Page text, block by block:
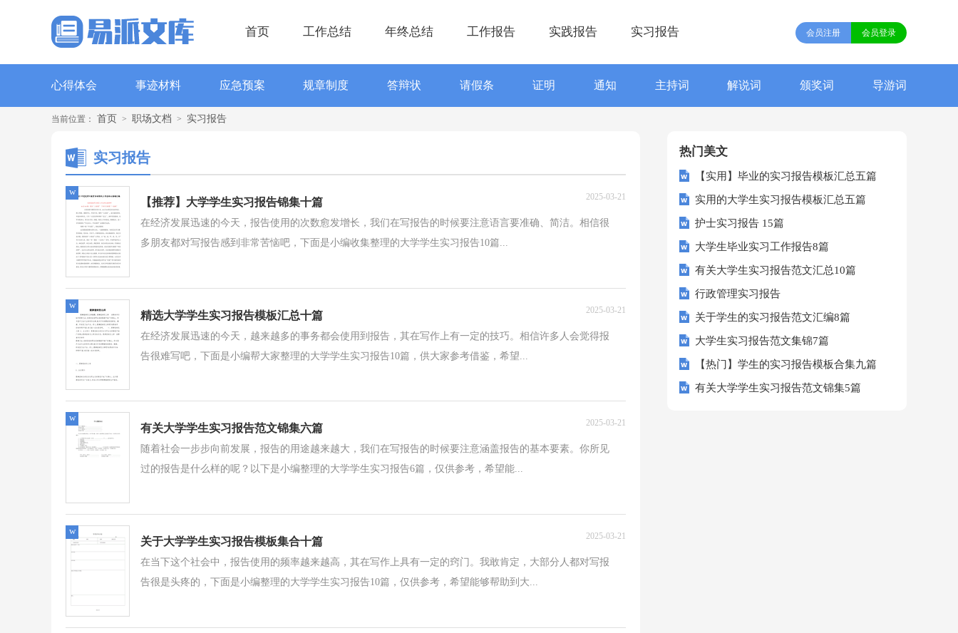
首页 工作总结 年终总结 工作报告 实践报告 实习报告 会员登录
会员注册
心得体会 事迹材料 应急预案 规章制度 答辩状 请假条 证明 通知 主持词 解说词 颁奖词 导游词
当前位置： 首页 > 职场文档 > 实习报告
实习报告
【推荐】大学学生实习报告锦集十篇 2025-03-21
在经济发展迅速的今天，报告使用的次数愈发增长，我们在写报告的时候要注意语言要准确、简洁。相信很
多朋友都对写报告感到非常苦恼吧，下面是小编收集整理的大学学生实习报告10篇...
w
精选大学学生实习报告模板汇总十篇 2025-03-21
在经济发展迅速的今天，越来越多的事务都会使用到报告，其在写作上有一定的技巧。相信许多人会觉得报
告很难写吧，下面是小编帮大家整理的大学学生实习报告10篇，供大家参考借鉴，希望...
w
有关大学学生实习报告范文锦集六篇 2025-03-21
随着社会一步步向前发展，报告的用途越来越大，我们在写报告的时候要注意涵盖报告的基本要素。你所见
过的报告是什么样的呢？以下是小编整理的大学学生实习报告6篇，仅供参考，希望能...
w
关于大学学生实习报告模板集合十篇 2025-03-21
在当下这个社会中，报告使用的频率越来越高，其在写作上具有一定的窍门。我敢肯定，大部分人都对写报
告很是头疼的，下面是小编整理的大学学生实习报告10篇，仅供参考，希望能够帮助到大...
w
热门美文
【实用】毕业的实习报告模板汇总五篇
实用的大学生实习报告模板汇总五篇
护士实习报告 15篇
大学生毕业实习工作报告8篇
有关大学生实习报告范文汇总10篇
行政管理实习报告
关于学生的实习报告范文汇编8篇
大学生实习报告范文集锦7篇
【热门】学生的实习报告模板合集九篇
有关大学学生实习报告范文锦集5篇